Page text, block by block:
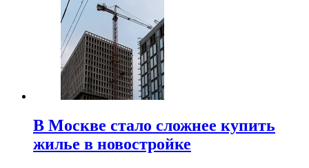
В Москве стало сложнее купить
жилье в новостройке